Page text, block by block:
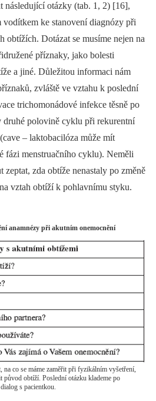
následující otázky (tab. 1, 2) [16],
ke stanovení diagnózy při
obtížích. Dotázat se musíme nejen na
příznaky, jako bolesti
a jiné. Důležitou informaci nám
zvláště ve vztahu k poslední
trichomonádové infekce těsně po
polovině cyklu při rekurentní
–⁠ laktobacilóza může mít
fázi menstruačního cyklu). Neměli
zeptat, zda obtíže nenastaly po změně
vztah obtíží k pohlavnímu styku.
anamnézy při akutním onemocnění
co se máme zaměřit při fyzikálním vyšetření,
obtíží. Poslední otázku klademe po
s pacientkou.